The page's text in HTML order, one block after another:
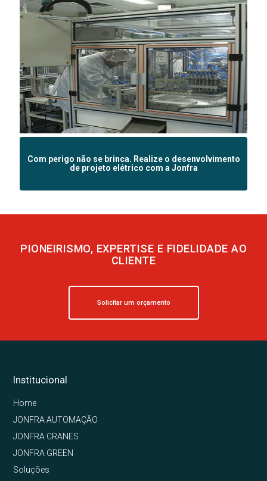
Com perigo não se brinca. Realize o desenvolvimento
de projeto elétrico com a Jonfra
PIONEIRISMO, EXPERTISE E FIDELIDADE AO
CLIENTE
Solicitar um orçamento
Institucional
Home
JONFRA AUTOMAÇÃO
JONFRA CRANES
JONFRA GREEN
Soluções